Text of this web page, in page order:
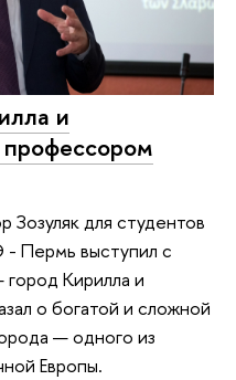
и
Зозуляк для студентов
Пермь выступил с
Кирилла и
о богатой и сложной
— одного из
Европы.